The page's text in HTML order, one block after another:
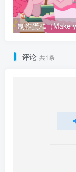
制作蛋糕（Make
评论 共1条